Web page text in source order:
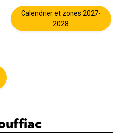
Calendrier et zones 2027-
2028